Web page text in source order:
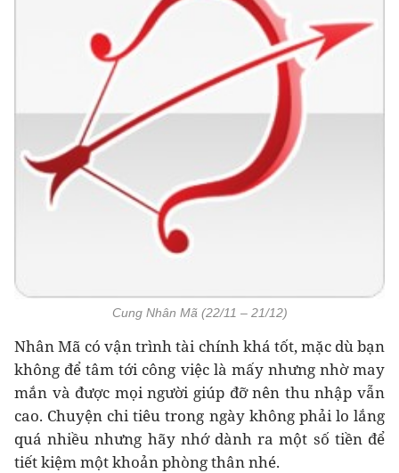
Cung Nhân Mã (22/11 – 21/12)
Nhân Mã có vận trình tài chính khá tốt, mặc dù bạn
không để tâm tới công việc là mấy nhưng nhờ may
mắn và được mọi người giúp đỡ nên thu nhập vẫn
cao. Chuyện chi tiêu trong ngày không phải lo lắng
quá nhiều nhưng hãy nhớ dành ra một số tiền để
tiết kiệm một khoản phòng thân nhé.